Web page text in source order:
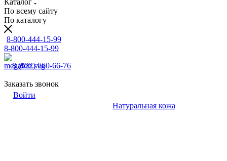
Каталог
По всему сайту
По каталогу
8-800-444-15-99
8-800-444-15-99
8 (922) 660-66-76
Заказать звонок
Войти
Натуральная кожа